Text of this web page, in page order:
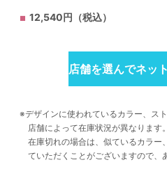
12,540円（税込）
店舗を選んでネッ
デザインに使われているカラー、ス
店舗によって在庫状況が異なります。
在庫切れの場合は、似ているカラー
ていただくことがございますので、